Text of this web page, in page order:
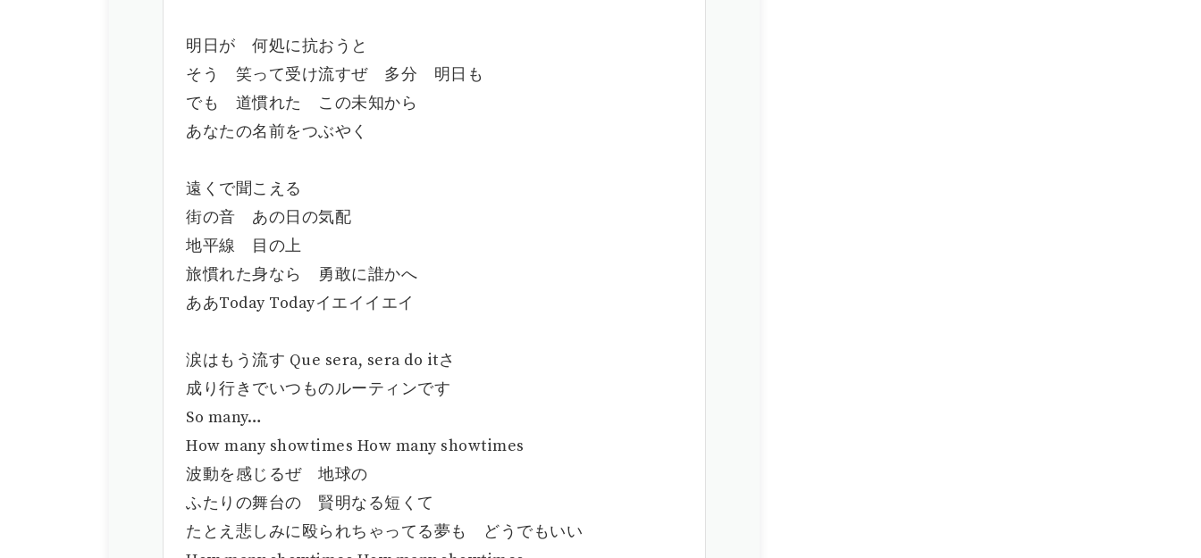
明日が 何処に抗おうと
そう 笑って受け流すぜ 多分 明日も
でも 道慣れた この未知から
あなたの名前をつぶやく
遠くで聞こえる
街の音 あの日の気配
地平線 目の上
旅慣れた身なら 勇敢に誰かへ
ああToday Todayイエイイエイ
涙はもう流す Que sera, sera do itさ
成り行きでいつものルーティンです
So many…
How many showtimes How many showtimes
波動を感じるぜ 地球の
ふたりの舞台の 賢明なる短くて
たとえ悲しみに殴られちゃってる夢も どうでもいい